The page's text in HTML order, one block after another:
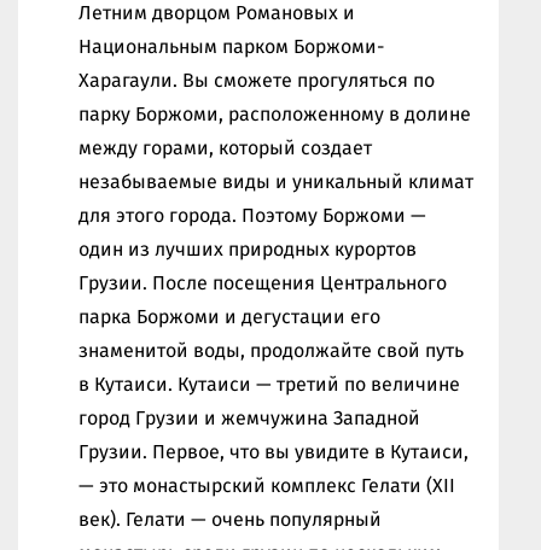
Летним дворцом Романовых и
Национальным парком Боржоми-
Харагаули. Вы сможете прогуляться по
парку Боржоми, расположенному в долине
между горами, который создает
незабываемые виды и уникальный климат
для этого города. Поэтому Боржоми —
один из лучших природных курортов
Грузии. После посещения Центрального
парка Боржоми и дегустации его
знаменитой воды, продолжайте свой путь
в Кутаиси. Кутаиси — третий по величине
город Грузии и жемчужина Западной
Грузии. Первое, что вы увидите в Кутаиси,
— это монастырский комплекс Гелати (XII
век). Гелати — очень популярный